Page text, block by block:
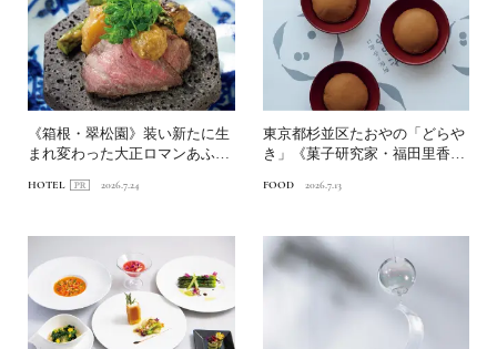
《箱根・翠松園》装い新たに生
まれ変わった大正ロマンあふれ
HOTEL 2026.7.24
東京都杉並区たおやの「どらや
き」《菓子研究家・福田里香の
FOOD 2026.7.13